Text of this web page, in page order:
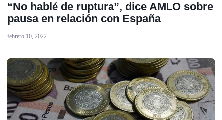
“No hablé de ruptura”, dice AMLO sobre
pausa en relación con España
febrero 10, 2022